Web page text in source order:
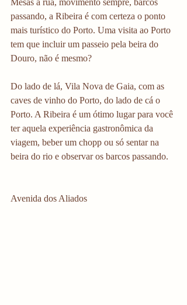
Mesas à rua, movimento sempre, barcos
passando, a Ribeira é com certeza o ponto
mais turístico do Porto. Uma visita ao Porto
tem que incluir um passeio pela beira do
Douro, não é mesmo?
Do lado de lá, Vila Nova de Gaia, com as
caves de vinho do Porto, do lado de cá o
Porto. A Ribeira é um ótimo lugar para você
ter aquela experiência gastronômica da
viagem, beber um chopp ou só sentar na
beira do rio e observar os barcos passando.
Avenida dos Aliados